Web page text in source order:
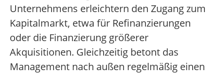
Unternehmens erleichtern den Zugang zum
Kapitalmarkt, etwa für Refinanzierungen
oder die Finanzierung größerer
Akquisitionen. Gleichzeitig betont das
Management nach außen regelmäßig einen